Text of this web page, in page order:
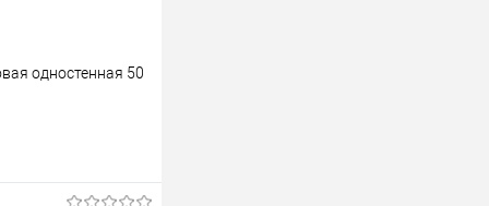
одностенная 50